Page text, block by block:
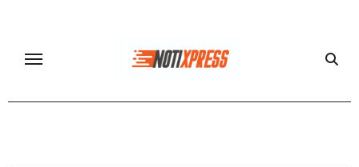
contenido